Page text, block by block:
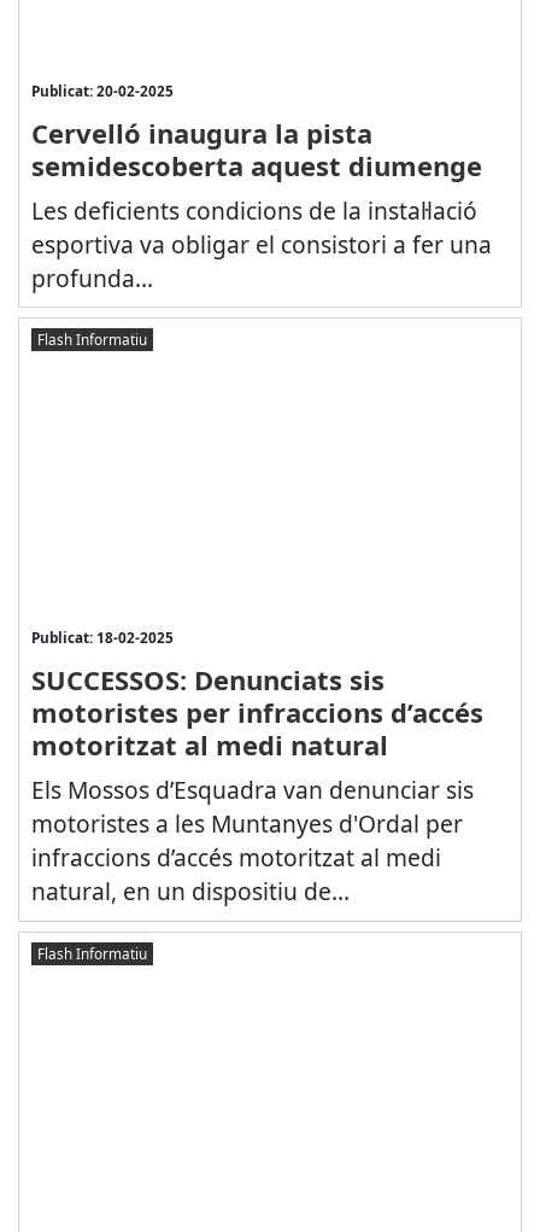
Publicat: 20-02-2025
Cervelló inaugura la pista
semidescoberta aquest diumenge
Les deficients condicions de la instal·lació
esportiva va obligar el consistori a fer una
profunda...
Flash Informatiu
Publicat: 18-02-2025
SUCCESSOS: Denunciats sis
motoristes per infraccions d’accés
motoritzat al medi natural
Els Mossos d’Esquadra van denunciar sis
motoristes a les Muntanyes d'Ordal per
infraccions d’accés motoritzat al medi
natural, en un dispositiu de...
Flash Informatiu